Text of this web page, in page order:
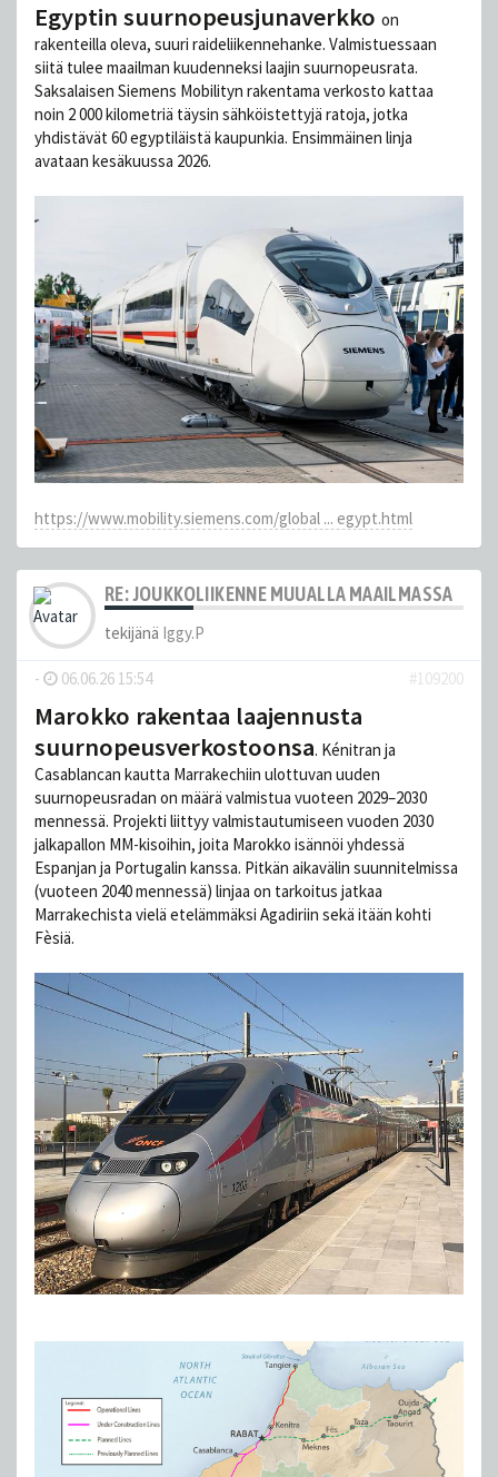
Egyptin suurnopeusjunaverkko on
rakenteilla oleva, suuri raideliikennehanke. Valmistuessaan
siitä tulee maailman kuudenneksi laajin suurnopeusrata.
Saksalaisen Siemens Mobilityn rakentama verkosto kattaa
noin 2 000 kilometriä täysin sähköistettyjä ratoja, jotka
yhdistävät 60 egyptiläistä kaupunkia. Ensimmäinen linja
avataan kesäkuussa 2026.
https://www.mobility.siemens.com/global ... egypt.html
RE: JOUKKOLIIKENNE MUUALLA MAAILMASSA
tekijänä Iggy.P
- 06.06.26 15:54 #109200
Marokko rakentaa laajennusta
suurnopeusverkostoonsa. Kénitran ja
Casablancan kautta Marrakechiin ulottuvan uuden
suurnopeusradan on määrä valmistua vuoteen 2029–2030
mennessä. Projekti liittyy valmistautumiseen vuoden 2030
jalkapallon MM-kisoihin, joita Marokko isännöi yhdessä
Espanjan ja Portugalin kanssa. Pitkän aikavälin suunnitelmissa
(vuoteen 2040 mennessä) linjaa on tarkoitus jatkaa
Marrakechista vielä etelämmäksi Agadiriin sekä itään kohti
Fèsiä.